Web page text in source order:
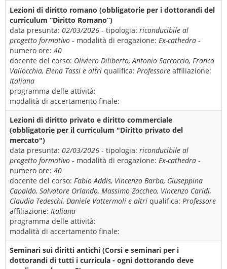
Lezioni di diritto romano (obbligatorie per i dottorandi del
curriculum “Diritto Romano”)
data presunta: 02/03/2026 - tipologia: riconducibile al
progetto formativo - modalità di erogazione: Ex-cathedra -
numero ore: 40
docente del corso: Oliviero Diliberto, Antonio Saccoccio, Franco
Vallocchia, Elena Tassi e altri qualifica: Professore affiliazione:
Italiana
programma delle attività:
modalità di accertamento finale:
Lezioni di diritto privato e diritto commerciale
(obbligatorie per il curriculum "Diritto privato del
mercato")
data presunta: 02/03/2026 - tipologia: riconducibile al
progetto formativo - modalità di erogazione: Ex-cathedra -
numero ore: 40
docente del corso: Fabio Addis, Vincenzo Barba, Giuseppina
Capaldo, Salvatore Orlando, Massimo Zaccheo, VIncenzo Caridi,
Claudia Tedeschi, Daniele Vattermoli e altri qualifica: Professore
affiliazione: Italiana
programma delle attività:
modalità di accertamento finale:
Seminari sui diritti antichi (Corsi e seminari per i
dottorandi di tutti i curricula - ogni dottorando deve